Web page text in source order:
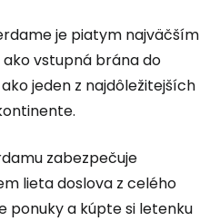
je piatym najväčším
ako vstupná brána do
jeden z najdôležitejších
zabezpečuje
lieta doslova z celého
ponuky a kúpte si letenku